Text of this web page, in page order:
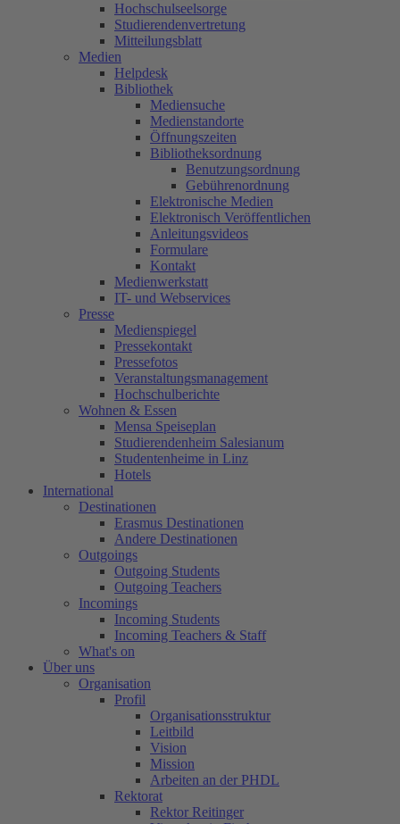
Hochschulseelsorge
Studierendenvertretung
Mitteilungsblatt
Medien
Helpdesk
Bibliothek
Mediensuche
Medienstandorte
Öffnungszeiten
Bibliotheksordnung
Benutzungsordnung
Gebührenordnung
Elektronische Medien
Elektronisch Veröffentlichen
Anleitungsvideos
Formulare
Kontakt
Medienwerkstatt
IT- und Webservices
Presse
Medienspiegel
Pressekontakt
Pressefotos
Veranstaltungsmanagement
Hochschulberichte
Wohnen & Essen
Mensa Speiseplan
Studierendenheim Salesianum
Studentenheime in Linz
Hotels
International
Destinationen
Erasmus Destinationen
Andere Destinationen
Outgoings
Outgoing Students
Outgoing Teachers
Incomings
Incoming Students
Incoming Teachers & Staff
What's on
Über uns
Organisation
Profil
Organisationsstruktur
Leitbild
Vision
Mission
Arbeiten an der PHDL
Rektorat
Rektor Reitinger